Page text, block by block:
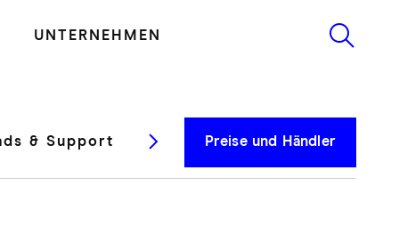
UNTERNEHMEN
& Support TestberichtePreise und Händler